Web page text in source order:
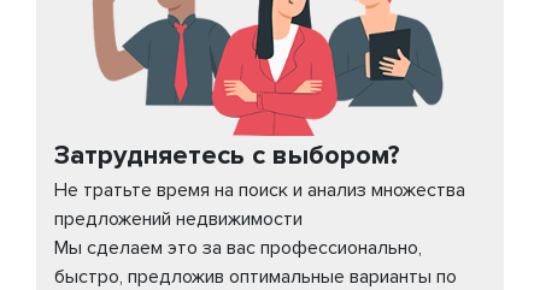
Затрудняетесь с выбором?
Не тратьте время на поиск и анализ множества
предложений недвижимости
Мы сделаем это за вас профессионально,
быстро, предложив оптимальные варианты по